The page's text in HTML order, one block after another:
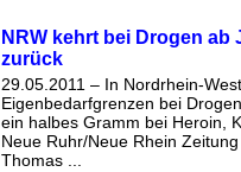
NRW kehrt bei Drogen
zurück
29.05.2011 – In Nordrhein-
Eigenbedarfgrenzen bei
ein halbes Gramm bei Heroin,
Neue Ruhr/Neue Rhein
Thomas ...